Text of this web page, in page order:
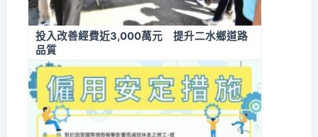
投入改善經費近3,000萬元 提升二水鄉道路
品質